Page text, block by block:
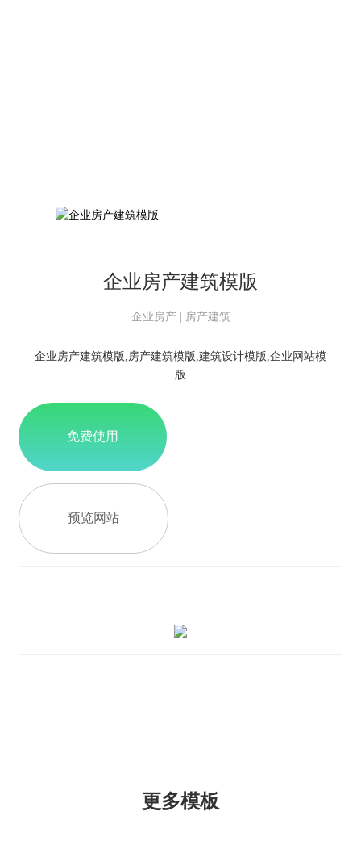
企业房产建筑模版
企业房产 | 房产建筑
企业房产建筑模版,房产建筑模版,建筑设计模版,企业网站模
版
免费使用
预览网站
更多模板